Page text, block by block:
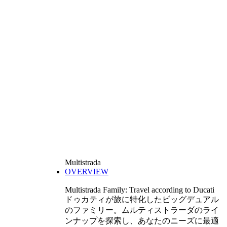
Multistrada
OVERVIEW
Multistrada Family: Travel according to Ducati
ドゥカティが旅に特化したビッグデュアル
のファミリー。ムルティストラーダのライ
ンナップを探索し、あなたのニーズに最適